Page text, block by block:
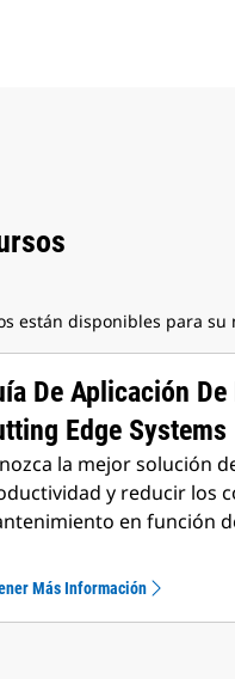
están disponibles para su
De Aplicación
Edge Systems
la mejor solución
y reducir los
en función
Más Información